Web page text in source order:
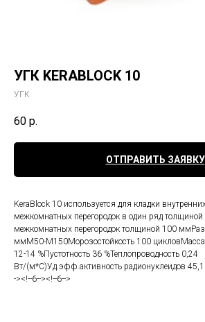
УГК KERABLOCK 10
УГК
60 р.
ОТПРАВИТЬ ЗАЯВКУ
KeraBlock 10 используется для кладки
межкомнатных перегородок в один ряд
межкомнатных перегородок толщиной 100
ммМ50-М150Морозостойкость 100 цикловМасса
12-14 %Пустотность 36 %Теплопроводность 0,24
Вт/(м*С)Уд.эфф.активность радионуклеидов 45,1
-><!--6--><!--6-->